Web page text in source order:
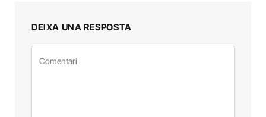
DEIXA UNA RESPOSTA